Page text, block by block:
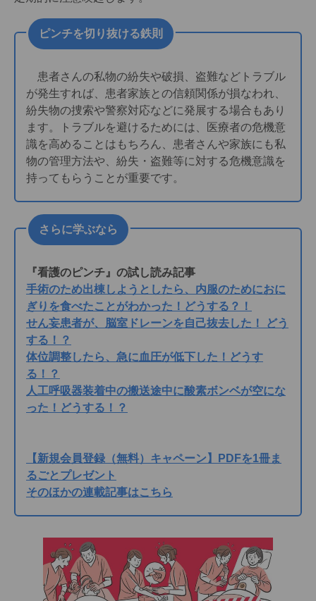
ピンチを切り抜ける鉄則
患者さんの私物の紛失や破損、盗難などトラブル
が発生すれば、患者家族との信頼関係が損なわれ、
紛失物の捜索や警察対応などに発展する場合もあり
ます。トラブルを避けるためには、医療者の危機意
識を高めることはもちろん、患者さんや家族にも私
物の管理方法や、紛失・盗難等に対する危機意識を
持ってもらうことが重要です。
さらに学ぶなら
『看護のピンチ』の試し読み記事
手術のため出棟しようとしたら、内服のためにおに
ぎりを食べたことがわかった！どうする？！
せん妄患者が、脳室ドレーンを自己抜去した！ どう
する！？
体位調整したら、急に血圧が低下した！どうす
る！？
人工呼吸器装着中の搬送途中に酸素ボンベが空にな
った！どうする！？
【新規会員登録（無料）キャペーン】PDFを1冊ま
るごとプレゼント
そのほかの連載記事はこちら